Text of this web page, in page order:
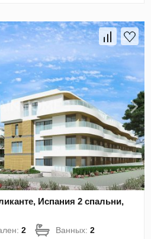
Испания 2 спальни,
2 Ванных:2